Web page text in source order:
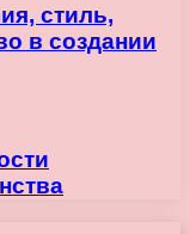
стиль,
в создании